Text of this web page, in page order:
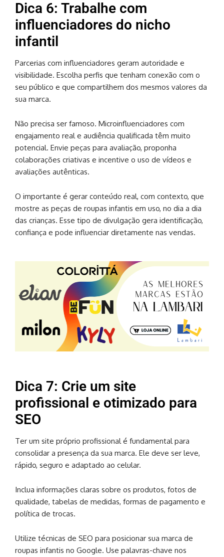
Dica 6: Trabalhe com
influenciadores do nicho
infantil
Parcerias com influenciadores geram autoridade e
visibilidade. Escolha perfis que tenham conexão com o
seu público e que compartilhem dos mesmos valores da
sua marca.
Não precisa ser famoso. Microinfluenciadores com
engajamento real e audiência qualificada têm muito
potencial. Envie peças para avaliação, proponha
colaborações criativas e incentive o uso de vídeos e
avaliações autênticas.
O importante é gerar conteúdo real, com contexto, que
mostre as peças de roupas infantis em uso, no dia a dia
das crianças. Esse tipo de divulgação gera identificação,
confiança e pode influenciar diretamente nas vendas.
Dica 7: Crie um site
profissional e otimizado para
SEO
Ter um site próprio profissional é fundamental para
consolidar a presença da sua marca. Ele deve ser leve,
rápido, seguro e adaptado ao celular.
Inclua informações claras sobre os produtos, fotos de
qualidade, tabelas de medidas, formas de pagamento e
política de trocas.
Utilize técnicas de SEO para posicionar sua marca de
roupas infantis no Google. Use palavras-chave nos